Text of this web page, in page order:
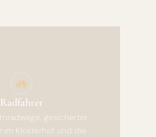
Radfahrer
gesicherter
im Klosterhof und die